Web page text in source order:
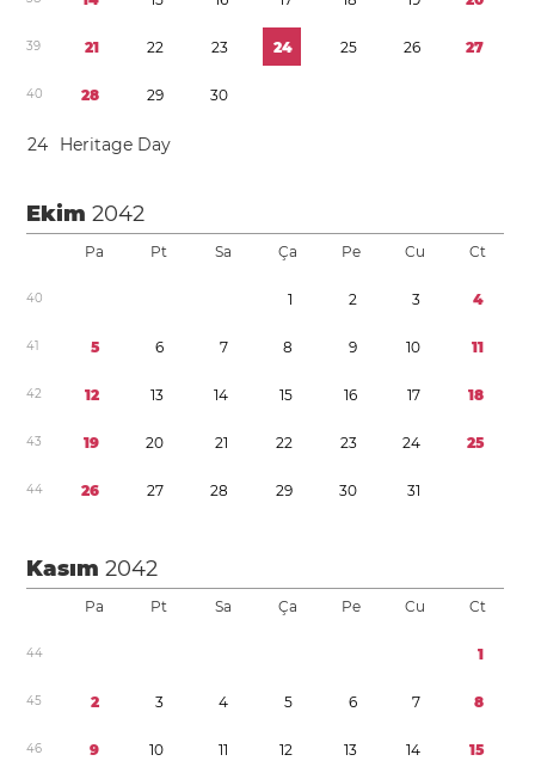
39 21 22 23 24 25 26 27
40 28 29 30
24 Heritage Day
Ekim2042
Pa Pt Sa Ça Pe Cu Ct
40 1 2 3 4
41 5 6 7 8 9 10 11
42 12 13 14 15 16 17 18
43 19 20 21 22 23 24 25
44 26 27 28 29 30 31
Kasım2042
Pa Pt Sa Ça Pe Cu Ct
44 1
45 2 3 4 5 6 7 8
46 9 10 11 12 13 14 15